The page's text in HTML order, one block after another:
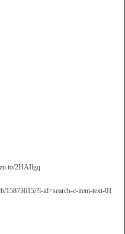
2HAIlgq
?l-id=search-c-item-text-01